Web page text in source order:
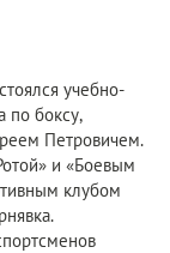
учебно-
боксу,
Петровичем.
и «Боевым
клубом